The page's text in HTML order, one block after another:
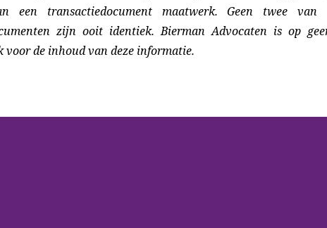
een transactiedocument maatwerk. Geen twee van
zijn ooit identiek. Bierman Advocaten is op
voor de inhoud van deze informatie.